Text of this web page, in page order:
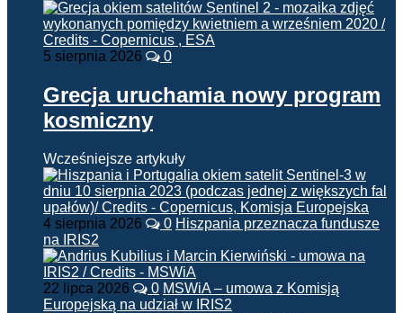
5 sierpnia 2026 0
Grecja uruchamia nowy program
kosmiczny
Wcześniejsze artykuły
4 sierpnia 2026 0 Hiszpania przeznacza fundusze
na IRIS2
22 lipca 2026 0 MSWiA – umowa z Komisją
Europejską na udział w IRIS2